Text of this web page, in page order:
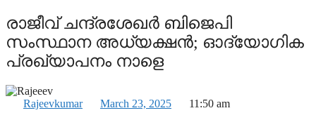
രാജീവ് ചന്ദ്രശേഖര്‍ ബിജെപി
സംസ്ഥാന അധ്യക്ഷന്‍; ഓദ്യോഗിക
പ്രഖ്യാപനം നാളെ
Rajeevkumar March 23, 2025
11:50 am